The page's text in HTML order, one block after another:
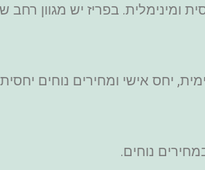
ומינימלית. בפריז יש מגוון רחב
יחס אישי ומחירים נוחים